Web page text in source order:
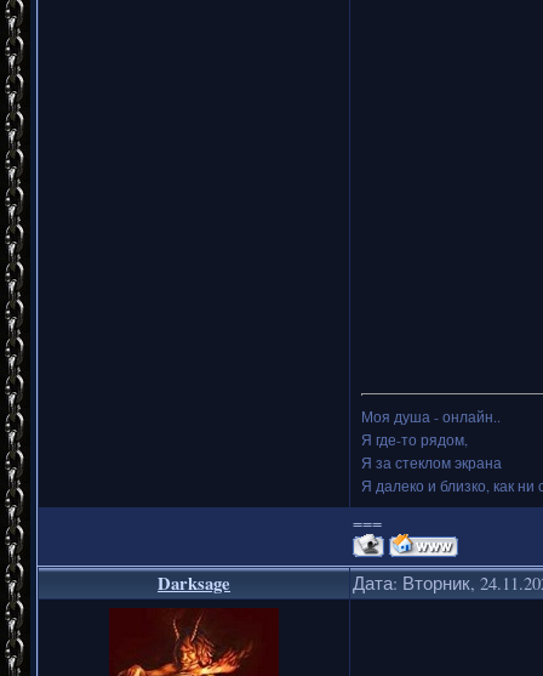
Моя душа - онлайн..
Я где-то рядом,
Я за стеклом экрана
Я далеко и близко, как ни
===
Darksage Дата: Вторник,